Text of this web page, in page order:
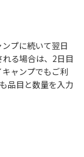
プに続いて翌日
る場合は、2日目
ャンプでもご利
品目と数量を入力